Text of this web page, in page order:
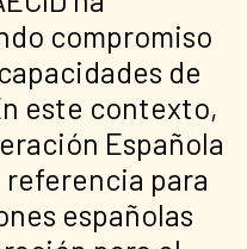
compromiso
de
este contexto,
Española
para
españolas